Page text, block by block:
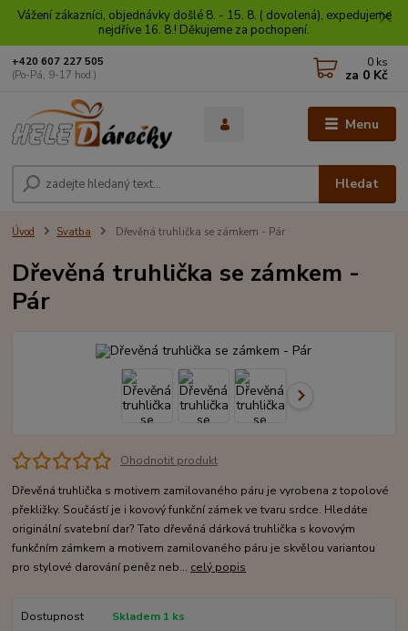
Vážení zákazníci, objednávky došlé 8. - 15. 8. ( dovolená), expedujeme
nejdříve 16. 8.! Děkujeme za pochopení.
Menu
Hledat
+420 607 227 505
(Po-Pá, 9-17 hod.)
0 ks
za 0 Kč
Úvod Svatba Dřevěná truhlička se zámkem - Pár
Dřevěná truhlička se zámkem -
Pár
Ohodnotit produkt
Dřevěná truhlička s motivem zamilovaného páru je vyrobena z topolové
překližky. Součástí je i kovový funkční zámek ve tvaru srdce. Hledáte
originální svatební dar? Tato dřevěná dárková truhlička s kovovým
funkčním zámkem a motivem zamilovaného páru je skvělou variantou
pro stylové darování peněz neb... celý popis
Dostupnost Skladem 1 ks